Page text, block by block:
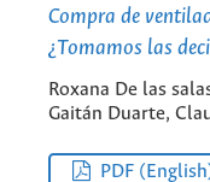
Compra de
¿Tomamos las
Roxana De las
Gaitán Duarte,
PDF